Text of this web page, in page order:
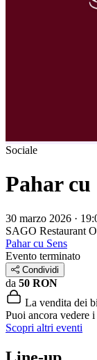
Sociale
Pahar cu
30 marzo 2026 ·
SAGO Restaurant
Pahar cu Sens
Evento terminato
Condividi
da 50 RON
La vendita dei
Puoi ancora vedere
Scopri altri eventi